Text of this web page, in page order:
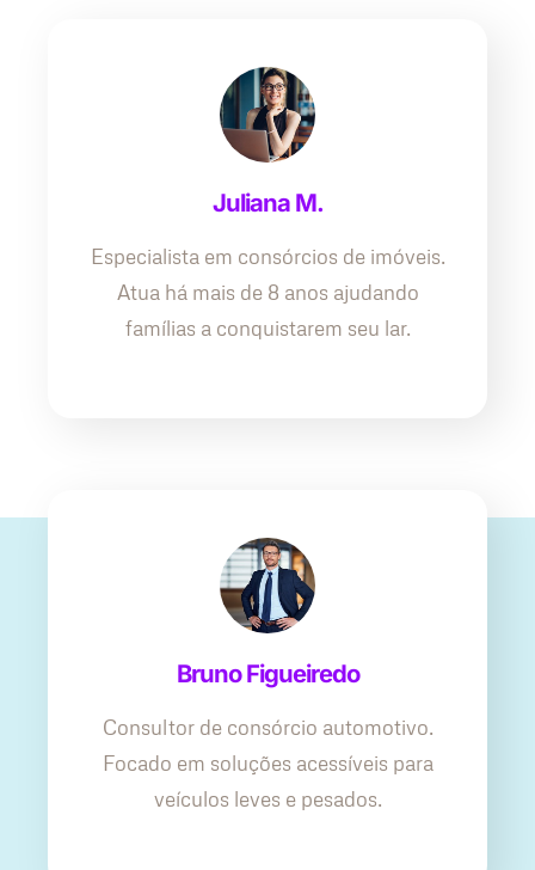
Juliana M.
Especialista em consórcios de imóveis.
Atua há mais de 8 anos ajudando
famílias a conquistarem seu lar.
Bruno Figueiredo
Consultor de consórcio automotivo.
Focado em soluções acessíveis para
veículos leves e pesados.